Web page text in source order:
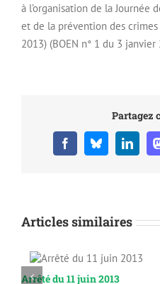
à l’organisation de la Journée
et de la prévention des
2013) (BOEN n° 1 du 3 janvier
Partagez
FacebookBluesky
Articles similaires
Arrêté du 11 juin 2013